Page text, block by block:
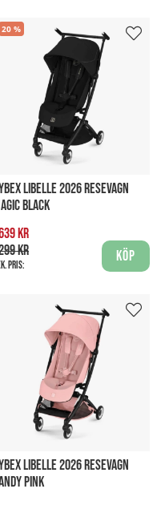
20
LIBELLE 2026 RESEVAGN
BLACK
kr
kr
pris:
Köp
LIBELLE 2026 RESEVAGN
PINK